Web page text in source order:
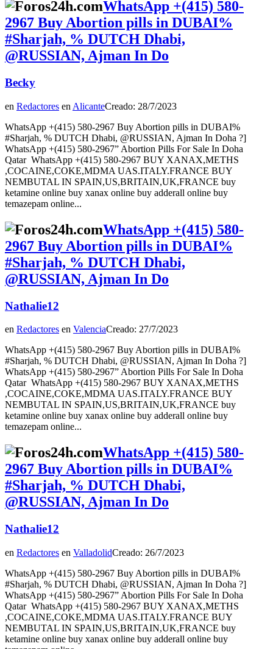
WhatsApp +(415) 580-
2967 Buy Abortion pills in DUBAI%
#Sharjah, % DUTCH Dhabi,
@RUSSIAN, Ajman In Do
Becky
en Redactores en AlicanteCreado: 28/7/2023
WhatsApp +(415) 580-2967 Buy Abortion pills in DUBAI%
#Sharjah, % DUTCH Dhabi, @RUSSIAN, Ajman In Doha ?]
WhatsApp +(415) 580-2967” Abortion Pills For Sale In Doha
Qatar WhatsApp +(415) 580-2967 BUY XANAX,METHS
,COCAINE,COKE,MDMA UAS.ITALY.FRANCE BUY
NEMBUTAL IN SPAIN,US,BRITAIN,UK,FRANCE buy
ketamine online buy xanax online buy adderall online buy
temazepam online...
WhatsApp +(415) 580-
2967 Buy Abortion pills in DUBAI%
#Sharjah, % DUTCH Dhabi,
@RUSSIAN, Ajman In Do
Nathalie12
en Redactores en ValenciaCreado: 27/7/2023
WhatsApp +(415) 580-2967 Buy Abortion pills in DUBAI%
#Sharjah, % DUTCH Dhabi, @RUSSIAN, Ajman In Doha ?]
WhatsApp +(415) 580-2967” Abortion Pills For Sale In Doha
Qatar WhatsApp +(415) 580-2967 BUY XANAX,METHS
,COCAINE,COKE,MDMA UAS.ITALY.FRANCE BUY
NEMBUTAL IN SPAIN,US,BRITAIN,UK,FRANCE buy
ketamine online buy xanax online buy adderall online buy
temazepam online...
WhatsApp +(415) 580-
2967 Buy Abortion pills in DUBAI%
#Sharjah, % DUTCH Dhabi,
@RUSSIAN, Ajman In Do
Nathalie12
en Redactores en ValladolidCreado: 26/7/2023
WhatsApp +(415) 580-2967 Buy Abortion pills in DUBAI%
#Sharjah, % DUTCH Dhabi, @RUSSIAN, Ajman In Doha ?]
WhatsApp +(415) 580-2967” Abortion Pills For Sale In Doha
Qatar WhatsApp +(415) 580-2967 BUY XANAX,METHS
,COCAINE,COKE,MDMA UAS.ITALY.FRANCE BUY
NEMBUTAL IN SPAIN,US,BRITAIN,UK,FRANCE buy
ketamine online buy xanax online buy adderall online buy